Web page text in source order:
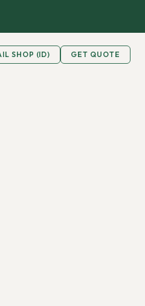
SHOP (ID) GET QUOTE